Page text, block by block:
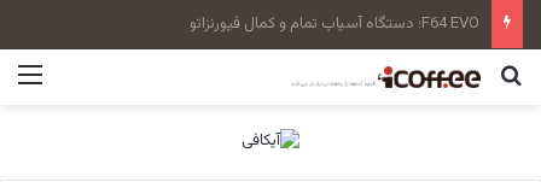
سن‌رمو زویی بلند Tall Cup
جستجو برای